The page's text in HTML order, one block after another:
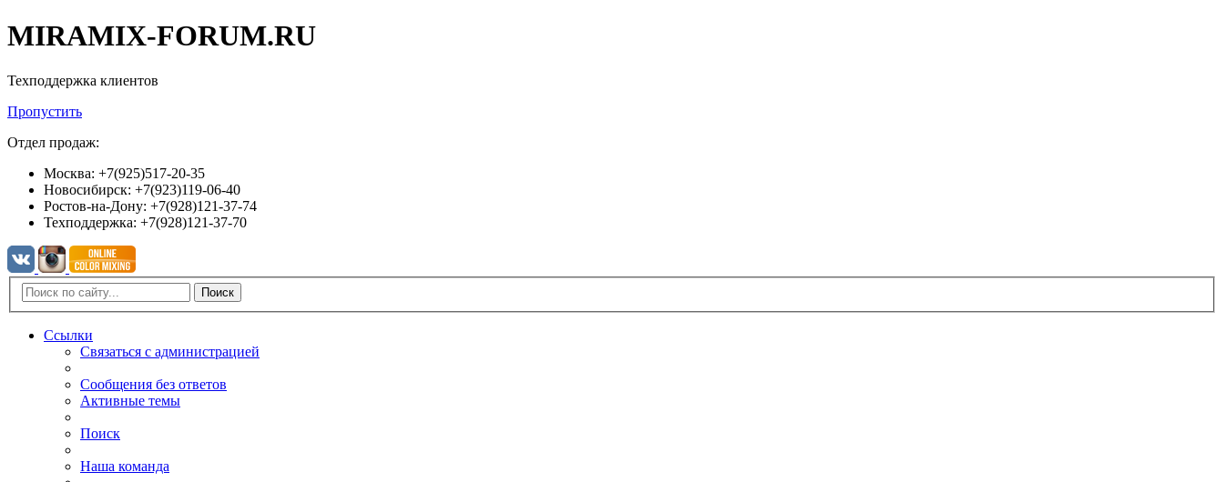
MIRAMIX-FORUM.RU
Техподдержка клиентов
Пропустить
Отдел продаж:
Москва: +7(925)517-20-35
Новосибирск: +7(923)119-06-40
Ростов-на-Дону: +7(928)121-37-74
Техподдержка: +7(928)121-37-70
Поиск
Ссылки
Связаться с администрацией
Сообщения без ответов
Активные темы
Поиск
Наша команда